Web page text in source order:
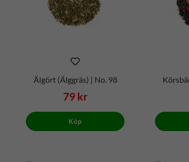
Älgört (Älggräs) | No. 98
79 kr
Köp